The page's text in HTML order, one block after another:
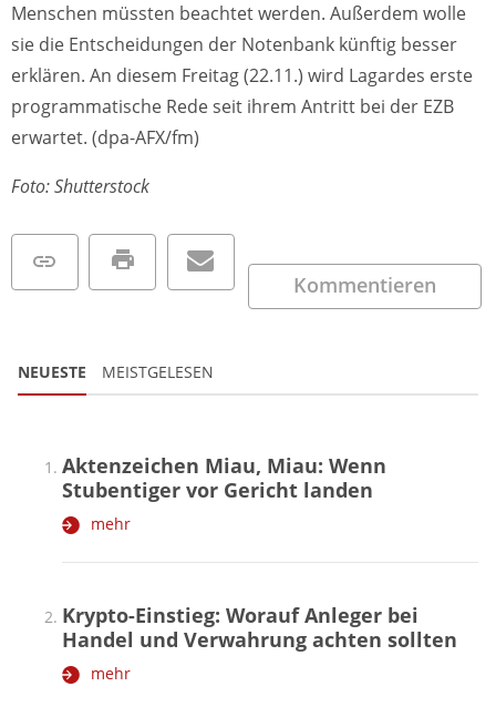
Menschen müssten beachtet werden. Außerdem wolle
sie die Entscheidungen der Notenbank künftig besser
erklären. An diesem Freitag (22.11.) wird Lagardes erste
programmatische Rede seit ihrem Antritt bei der EZB
erwartet. (dpa-AFX/fm)
Foto: Shutterstock
Kommentieren
NEUESTE MEISTGELESEN
Aktenzeichen Miau, Miau: Wenn
Stubentiger vor Gericht landen
mehr
Krypto-Einstieg: Worauf Anleger bei
Handel und Verwahrung achten sollten
mehr